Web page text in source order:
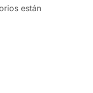
están